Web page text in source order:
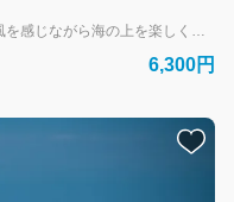
ジェットスキーにボードを牽引してもらい風を感じながら海の上を楽しく滑ろう！ ウェイクボードの初心者にオススメ。30分のレッスンでほとんどの方が立てるようになります。 --- リザンシーパークホテル谷茶ベイにお泊まりのお客様専用の予約フォームです。 外来のお客様は、当日直接受付にお越しください。
6,300円